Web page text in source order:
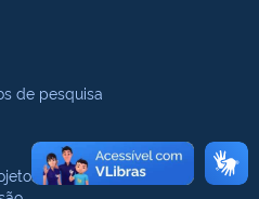
de pesquisa